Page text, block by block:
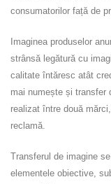
consumatorilor față de
Imaginea produselor
strânsă legătură cu
calitate întăresc atât
mai numește și transfer
realizat între două
reclamă.
Transferul de imagine
elementele obiective,